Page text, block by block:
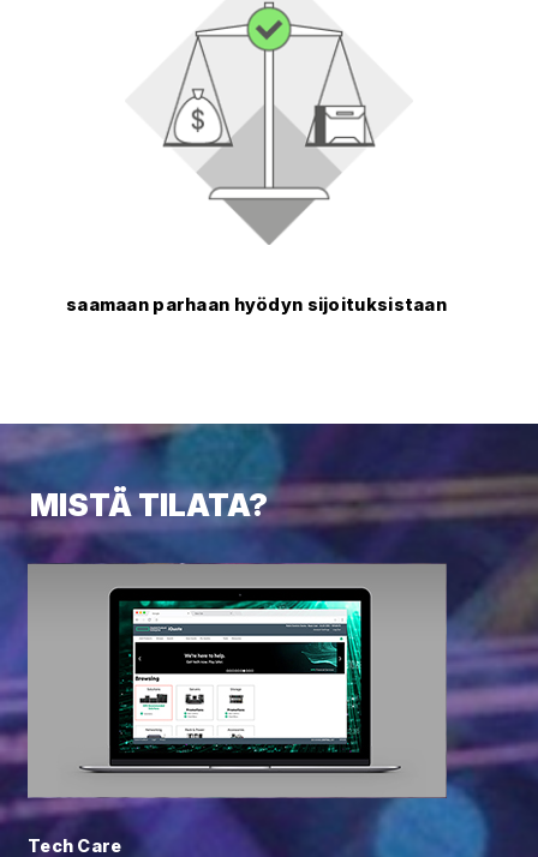
saamaan parhaan hyödyn sijoituksistaan
MISTÄ TILATA?
Tech Care